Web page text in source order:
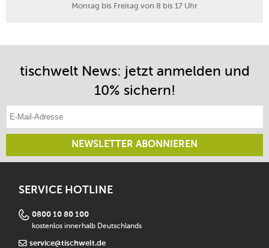
Montag bis Freitag von 8 bis 17 Uhr
tischwelt News: jetzt anmelden und
10% sichern!
NEWSLETTER ABONNIEREN
SERVICE HOTLINE
0800 10 80 100
kostenlos innerhalb Deutschlands
service@tischwelt.de